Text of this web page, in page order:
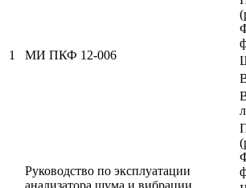
1 МИ ПКФ 12-006
Руководство по эксплуатации
анализатора шума и вибрации